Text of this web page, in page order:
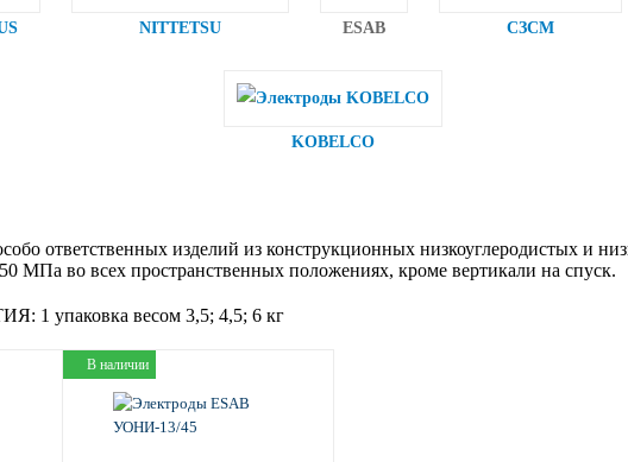
NITTETSU ESAB СЗСМ
KOBELCO
ответственных изделий из конструкционных низкоуглеродистых и
МПа во всех пространственных положениях, кроме вертикали на спуск.
1 упаковка весом 3,5; 4,5; 6 кг
В наличии